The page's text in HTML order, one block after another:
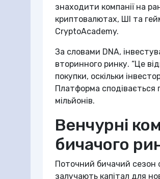
знаходити компанії на
криптовалютах, ШІ та
CryptoAcademy.
За словами DNA,
вторинного ринку. “Це
покупки, оскільки
Платформа сподівається
мільйонів.
Венчурні
бичачого
Поточний бичачий сезон
залучають капітал для